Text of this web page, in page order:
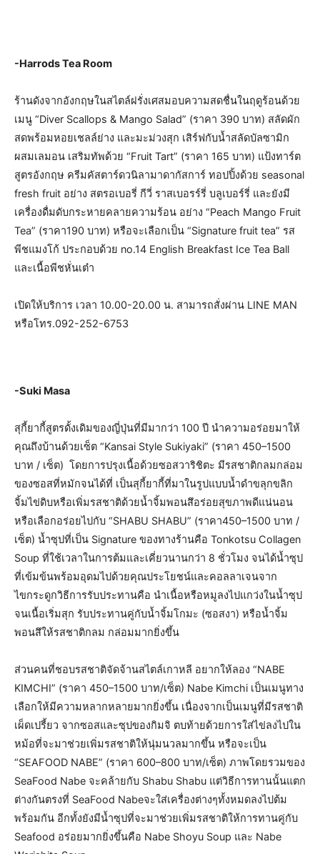
-Harrods Tea Room
ร้านดังจากอังกฤษในสไตล์ฝรั่งเศสมอบความสดชื่นในฤดูร้อนด้วย
เมนู “Diver Scallops & Mango Salad” (ราคา 390 บาท) สลัดผัก
สดพร้อมหอยเชลล์ย่าง และมะม่วงสุก เสิร์ฟกับน้ำสลัดบัลซามิก
ผสมเลมอน เสริมทัพด้วย “Fruit Tart” (ราคา 165 บาท) แป้งทาร์ต
สูตรอังกฤษ ครีมคัสตาร์ดวนิลามาดากัสการ์ ทอปปิ้งด้วย seasonal
fresh fruit อย่าง สตรอเบอรี่ กีวี่ ราสเบอรร์รี่ บลูเบอร์รี่ และยังมี
เครื่องดื่มดับกระหายคลายความร้อน อย่าง “Peach Mango Fruit
Tea” (ราคา190 บาท) หรือจะเลือกเป็น “Signature fruit tea” รส
พีชแมงโก้ ประกอบด้วย no.14 English Breakfast Ice Tea Ball
และเนื้อพีชหั่นเต๋า
เปิดให้บริการ เวลา 10.00-20.00 น. สามารถสั่งผ่าน LINE MAN
หรือโทร.092-252-6753
-Suki Masa
สุกี้ยากี้สูตรดั้งเดิมของญี่ปุ่นที่มีมากว่า 100 ปี นำความอร่อยมาให้
คุณถึงบ้านด้วยเซ็ต “Kansai Style Sukiyaki” (ราคา 450–1500
บาท / เซ็ต) โดยการปรุงเนื้อด้วยซอสวาริชิตะ มีรสชาติกลมกล่อม
ของซอสที่หมักจนได้ที่ เป็นสุกี้ยากี้ที่มาในรูปแบบน้ำดำขลุกขลิก
จิ้มไข่ดิบหรือเพิ่มรสชาติด้วยน้ำจิ้มพอนสึอร่อยสุขภาพดีแน่นอน
หรือเลือกอร่อยไปกับ “SHABU SHABU” (ราคา450–1500 บาท /
เซ็ต) น้ำซุปที่เป็น Signature ของทางร้านคือ Tonkotsu Collagen
Soup ที่ใช้เวลาในการต้มและเคี่ยวนานกว่า 8 ชั่วโมง จนได้น้ำซุป
ที่เข้มข้นพร้อมอุดมไปด้วยคุณประโยชน์และคอลลาเจนจาก
ไขกระดูกวิธีการรับประทานคือ นำเนื้อหรือหมูลงไปแกว่งในน้ำซุป
จนเนื้อเริ่มสุก รับประทานคู่กับน้ำจิ้มโกมะ (ซอสงา) หรือน้ำจิ้ม
พอนสึให้รสชาติกลม กล่อมมากยิ่งขึ้น
ส่วนคนที่ชอบรสชาติจัดจ้านสไตล์เกาหลี อยากให้ลอง “NABE
KIMCHI” (ราคา 450–1500 บาท/เซ็ต) Nabe Kimchi เป็นเมนูทาง
เลือกให้มีความหลากหลายมากยิ่งขึ้น เนื่องจากเป็นเมนูที่มีรสชาติ
เผ็ดเปรี้ยว จากซอสและซุปของกิมจิ ตบท้ายด้วยการใส่ไข่ลงไปใน
หม้อที่จะมาช่วยเพิ่มรสชาติให้นุ่มนวลมากขึ้น หรือจะเป็น
“SEAFOOD NABE” (ราคา 600–800 บาท/เซ็ต) ภาพโดยรวมของ
SeaFood Nabe จะคล้ายกับ Shabu Shabu แต่วิธีการทานนั้นแตก
ต่างกันตรงที่ SeaFood Nabeจะใส่เครื่องต่างๆทั้งหมดลงไปต้ม
พร้อมกัน อีกทั้งยังมีน้ำซุปที่จะมาช่วยเพิ่มรสชาติให้การทานคู่กับ
Seafood อร่อยมากยิ่งขึ้นคือ Nabe Shoyu Soup และ Nabe